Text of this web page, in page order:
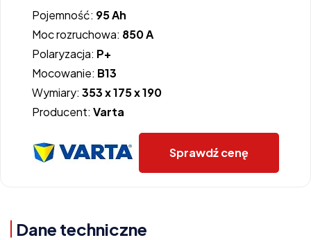
Pojemność: 95 Ah
Moc rozruchowa: 850 A
Polaryzacja: P+
Mocowanie: B13
Wymiary: 353 x 175 x 190
Producent: Varta
Sprawdź cenę
Dane techniczne